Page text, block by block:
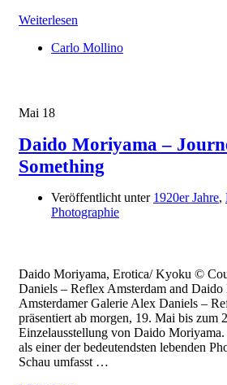
Weiterlesen
Carlo Mollino
Mai 18
Daido Moriyama –
Something
Veröffentlicht unter 1920er Jahre,
Photographie
Daido Moriyama, Erotica/ Kyoku ©
Daniels – Reflex Amsterdam and
Amsterdamer Galerie Alex Daniels –
präsentiert ab morgen, 19. Mai bis zum
Einzelausstellung von Daido
als einer der bedeutendsten lebenden
Schau umfasst …